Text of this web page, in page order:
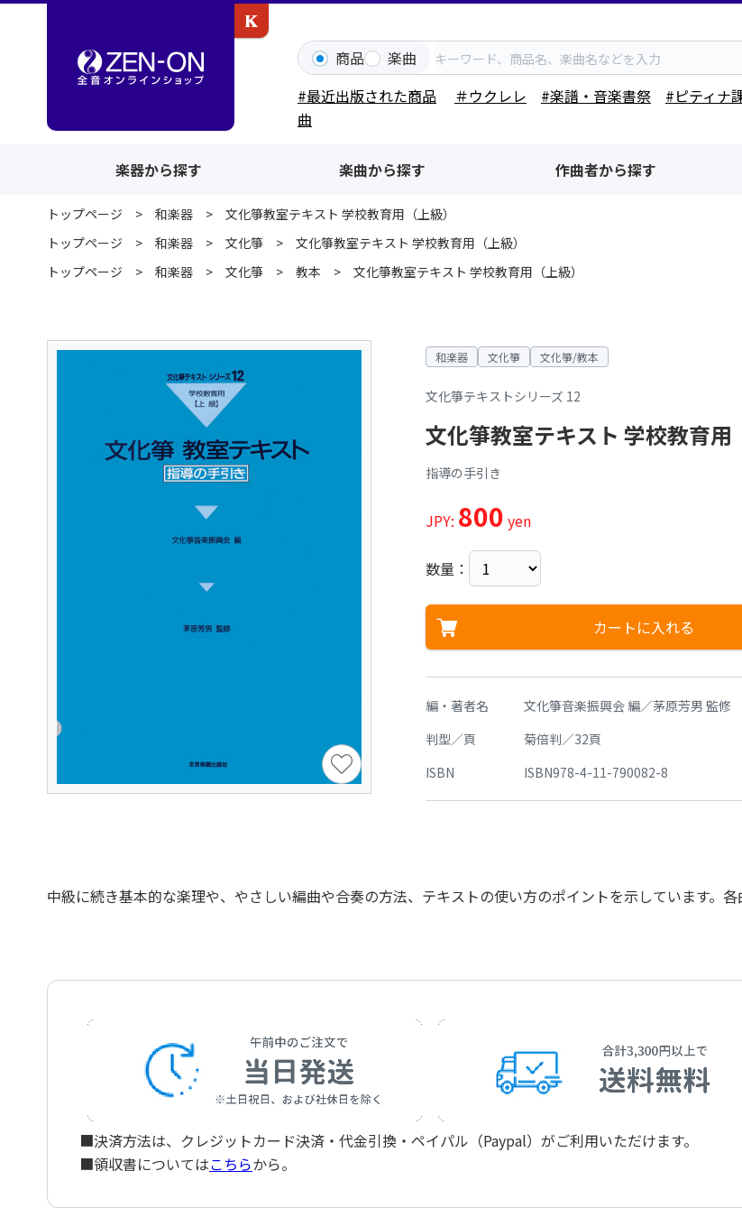
商品 楽曲
#最近出版された商品
＃ウクレレ #楽譜・音楽書祭
#ピティナ
曲
楽器から探す 楽曲から探す 作曲者から探す
トップページ 和楽器
文化箏教室テキスト 学校教育用（上級）
トップページ
和楽器 文化箏
文化箏教室テキスト 学校教育用（上級）
トップページ
和楽器 文化箏 教本 文化箏教室テキスト 学校教育用（上級）
和楽器 文化箏 文化箏/教本
文化箏テキストシリーズ 12
文化箏教室テキスト 学校教育用
指導の手引き
JPY: 800 yen
数量：
カートに入れる
編・著者名
文化箏音楽振興会 編／茅原芳男 監修
判型／頁
菊倍判／32頁
ISBN
ISBN978-4-11-790082-8
中級に続き基本的な楽理や、やさしい編曲や合奏の方法、テキストの使い方のポイントを示しています。
■決済方法は、クレジットカード決済・代金引換・ペイパル（Paypal）がご利用いただけます。
■領収書についてはこちらから。